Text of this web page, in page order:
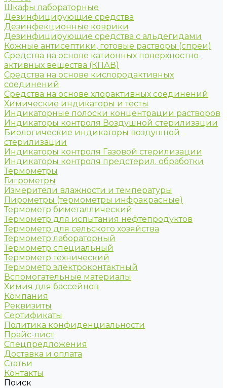
Шкафы лабораторные
Дезинфицирующие средства
Дезинфекционные коврики
Дезинфицирующие средства с альдегидами
Кожные антисептики, готовые растворы (спреи)
Средства на основе катионных поверхностно-
активных вещества (КПАВ)
Средства на основе кислородактивных
соединений
Средства на основе хлорактивных соединений
Химические индикаторы и тесты
Индикаторные полоски концентрации растворов
Индикаторы контроля Воздушной стерилизации
Биологические индикаторы воздушной
стерилизации
Индикаторы контроля Газовой стерилизации
Индикаторы контроля предстерил. обработки
Термометры
Гигрометры
Измерители влажности и температуры
Пирометры (термометры инфракрасные)
Термометр биметаллический
Термометр для испытания нефтепродуктов
Термометр для сельского хозяйства
Термометр лабораторный
Термометр специальный
Термометр технический
Термометр электроконтактный
Вспомогательные материалы
Химия для бассейнов
Компания
Реквизиты
Сертификаты
Политика конфиденциальности
Прайс-лист
Спецпредложения
Доставка и оплата
Статьи
Контакты
Поиск